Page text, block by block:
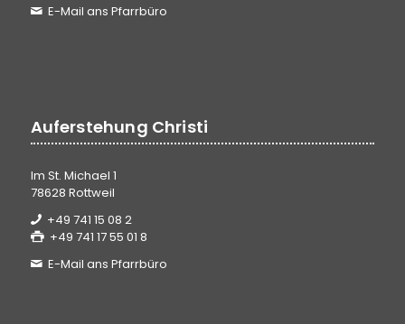
E-Mail ans Pfarrbüro
Auferstehung Christi
Im St. Michael 1
78628 Rottweil
+49 741 15 08 2
+49 741 17 55 01 8
E-Mail ans Pfarrbüro